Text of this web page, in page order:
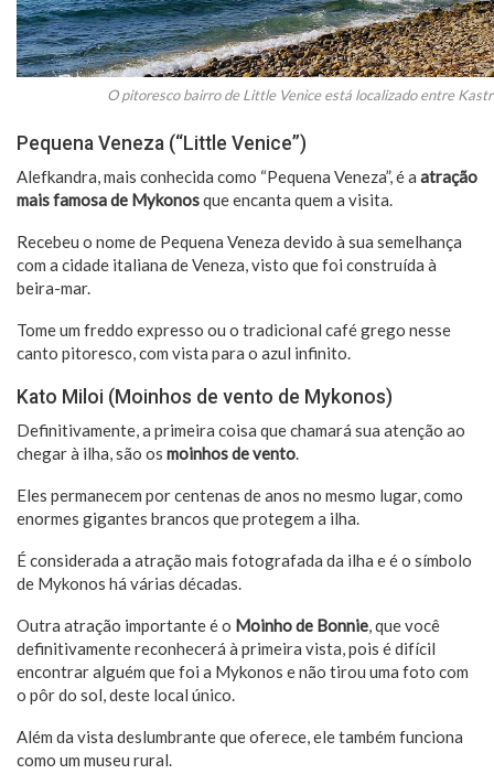
O pitoresco bairro de Little Venice está localizado entre
Pequena Veneza (“Little Venice”)
Alefkandra, mais conhecida como “Pequena Veneza”, é a atração
mais famosa de Mykonosque encanta quem a visita.
Recebeu o nome de Pequena Veneza devido à sua semelhança
com a cidade italiana de Veneza, visto que foi construída à
beira-mar.
Tome um freddo expresso ou o tradicional café grego nesse
canto pitoresco, com vista para o azul infinito.
Kato Miloi (Moinhos de vento de Mykonos)
Definitivamente, a primeira coisa que chamará sua atenção ao
chegar à ilha, são os moinhos de vento.
Eles permanecem por centenas de anos no mesmo lugar, como
enormes gigantes brancos que protegem a ilha.
É considerada a atração mais fotografada da ilha e é o símbolo
de Mykonos há várias décadas.
Outra atração importante é o Moinho de Bonnie, que você
definitivamente reconhecerá à primeira vista, pois é difícil
encontrar alguém que foi a Mykonos e não tirou uma foto com
o pôr do sol, deste local único.
Além da vista deslumbrante que oferece, ele também funciona
como um museu rural.